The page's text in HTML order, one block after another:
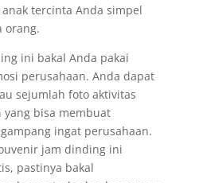
tercinta Anda simpel
orang.
ini bakal Anda pakai
perusahaan. Anda dapat
sejumlah foto aktivitas
yang bisa membuat
ingat perusahaan.
jam dinding ini
pastinya bakal